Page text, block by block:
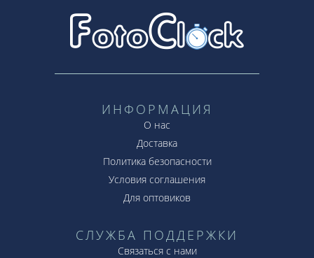
ИНФОРМАЦИЯ
О нас
Доставка
Политика безопасности
Условия соглашения
Для оптовиков
СЛУЖБА ПОДДЕРЖКИ
Связаться с нами